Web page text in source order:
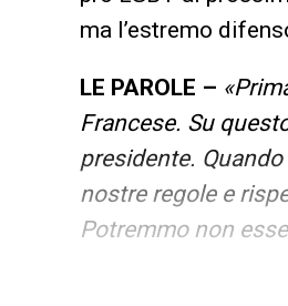
ma l’estremo
LE PAROLE –
Francese. Su
presidente.
nostre regole e
Potremmo non
LA PLAYLIST